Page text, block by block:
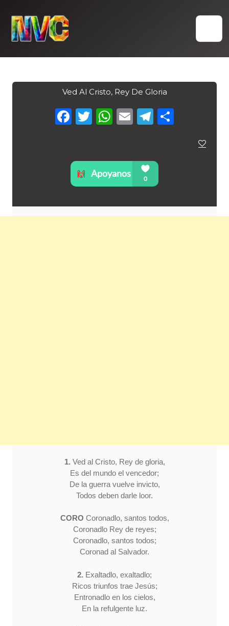
content
Ved Al Cristo, Rey De Gloria
Facebook
Twitter
WhatsApp
Email
1. Ved al Cristo, Rey de gloria,
Es del mundo el vencedor;
De la guerra vuelve invicto,
Todos deben darle loor.
CORO Coronadlo, santos todos,
Coronadlo Rey de reyes;
Coronadlo, santos todos;
Coronad al Salvador.
2. Exaltadlo, exaltadlo;
Ricos triunfos trae Jesús;
Entronadlo en los cielos,
En la refulgente luz.